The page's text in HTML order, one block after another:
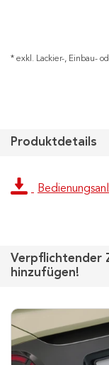
* exkl. Lackier-, Einbau-
Produktdetails
Verpflichtender
hinzufügen!